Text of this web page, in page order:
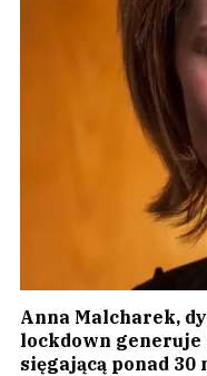
Anna Malcharek,
lockdown generuje
sięgającą ponad 30